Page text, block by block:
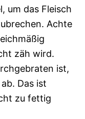
um das Fleisch
Achte
zäh wird.
ist,
Das ist
zu fettig